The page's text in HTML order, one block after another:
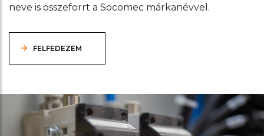
neve is összeforrt a Socomec márkanévvel.
FELFEDEZEM